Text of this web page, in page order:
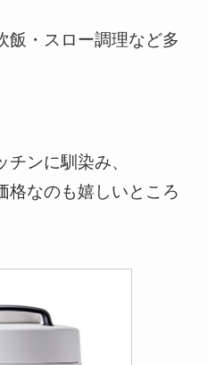
飯・スロー調理など多
ンに馴染み、
格なのも嬉しいところ